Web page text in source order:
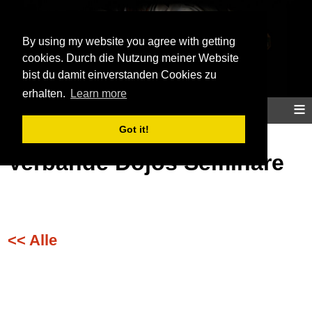
By using my website you agree with getting
cookies. Durch die Nutzung meiner Website
bist du damit einverstanden Cookies zu
erhalten.
Learn more
Got it!
Aikidoinfo
≡
Verbände Dojos Seminare
<< Alle